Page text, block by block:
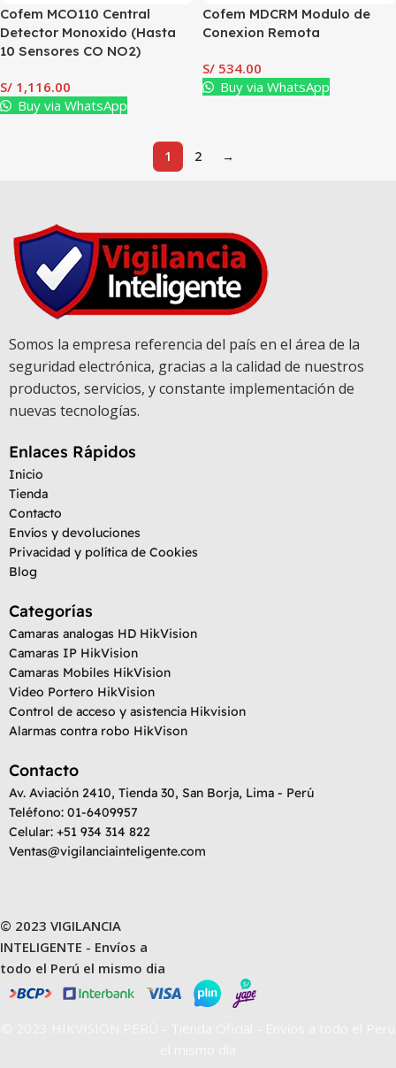
Cofem MCO110 Central
Detector Monoxido (Hasta
10 Sensores CO NO2)
S/ 1,116.00
Buy via WhatsApp
Cofem MDCRM Modulo de
Conexion Remota
S/ 534.00
Buy via WhatsApp
1 2 →
Somos la empresa referencia del país en el área de la
seguridad electrónica, gracias a la calidad de nuestros
productos, servicios, y constante implementación de
nuevas tecnologías.
Enlaces Rápidos
Inicio
Tienda
Contacto
Envíos y devoluciones
Privacidad y política de Cookies
Blog
Categorías
Camaras analogas HD HikVision
Camaras IP HikVision
Camaras Mobiles HikVision
Video Portero HikVision
Control de acceso y asistencia Hikvision
Alarmas contra robo HikVison
Contacto
Av. Aviación 2410, Tienda 30, San Borja, Lima - Perú
Teléfono: 01-6409957
Celular: +51 934 314 822
Ventas@vigilanciainteligente.com
© 2023 VIGILANCIA
INTELIGENTE - Envíos a
todo el Perú el mismo dia